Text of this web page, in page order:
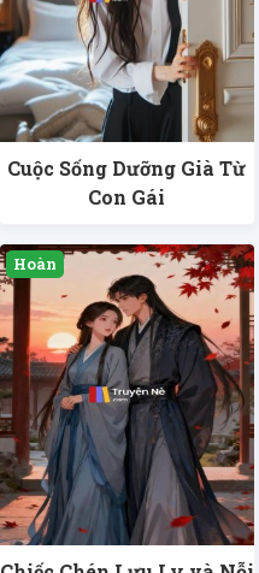
Cuộc Sống Dưỡng Già Từ
Con Gái